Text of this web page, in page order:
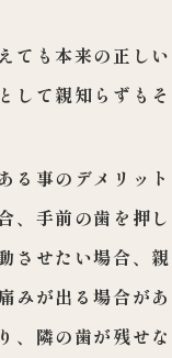
ても本来の正し
して親知らずも
る事のデメリット
手前の歯を押
せたい場合、親
が出る場合があ
隣の歯が残せ